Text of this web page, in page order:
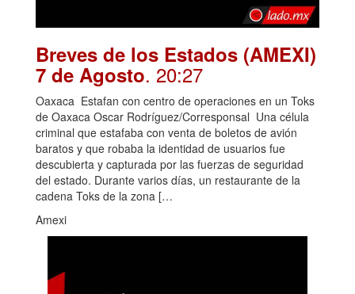
Breves de los Estados (AMEXI)
7 de Agosto. 20:27
Oaxaca Estafan con centro de operaciones en un Toks
de Oaxaca Oscar Rodríguez/Corresponsal Una célula
criminal que estafaba con venta de boletos de avión
baratos y que robaba la identidad de usuarios fue
descubierta y capturada por las fuerzas de seguridad
del estado. Durante varios días, un restaurante de la
cadena Toks de la zona […
Amexi